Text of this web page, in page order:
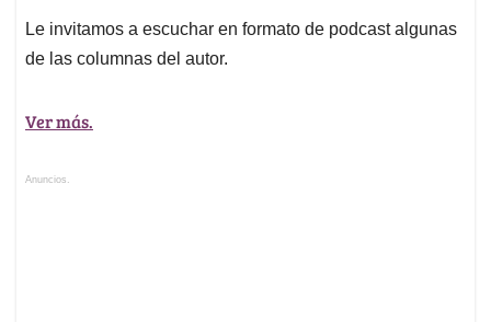
Le invitamos a escuchar en formato de podcast algunas
de las columnas del autor.
Ver más.
Anuncios.